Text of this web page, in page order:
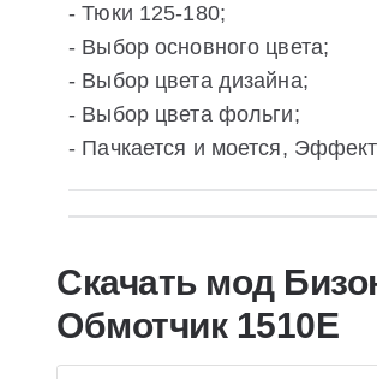
- Тюки 125-180;
- Выбор основного цвета;
- Выбор цвета дизайна;
- Выбор цвета фольги;
- Пачкается и моется,
Скачать мод
Обмотчик 1510Е